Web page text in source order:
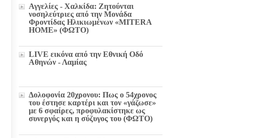
Αγγελίες - Χαλκίδα: Ζητούνται
νοσηλεύτριες από την Μονάδα
Φροντίδας Ηλικιωμένων «MITERA
HOME» (ΦΩΤΟ)
LIVE εικόνα από την Εθνική Οδό
Αθηνών - Λαμίας
Δολοφονία 20χρονου: Πως ο 54χρονος
του έστησε καρτέρι και τον «γάζωσε»
με 6 σφαίρες, προφυλακίστηκε ως
συνεργός και η σύζυγος του (ΦΩΤΟ)